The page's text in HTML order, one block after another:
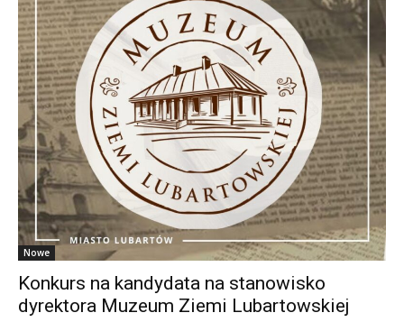
Nowe
Konkurs na kandydata na stanowisko
dyrektora Muzeum Ziemi Lubartowskiej